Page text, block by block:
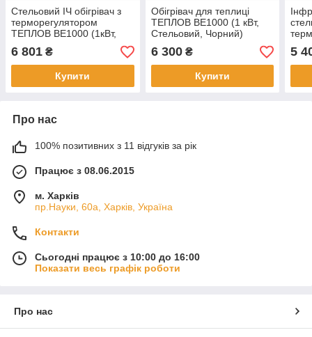
Стельовий ІЧ обігрівач з
терморегулятором
ТЕПЛОВ ВЕ1000 (1кВт,
Чорний)
6 801 ₴
Купити
Обігрівач для теплиці
ТЕПЛОВ ВЕ1000 (1 кВт,
Стельовий, Чорний)
6 300₴
Купити
5
Про нас
100% позитивних з 11 відгуків за рік
Працює з 08.06.2015
м. Харків
пр.Науки, 60а, Харків, Україна
Контакти
Сьогодні працює з 10:00 до 16:00
Показати весь графік роботи
Про нас